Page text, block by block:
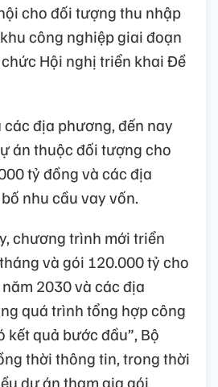
cho đối tượng thu nhập
công nghiệp giai đoạn
Hội nghị triển khai Đề
địa phương, đến nay
án thuộc đối tượng cho
tỷ đồng và các địa
nhu cầu vay vốn.
chương trình mới triển
và gói 120.000 tỷ cho
2030 và các địa
quá trình tổng hợp công
kết quả bước đầu”, Bộ
thời thông tin, trong thời
dự án tham gia gói